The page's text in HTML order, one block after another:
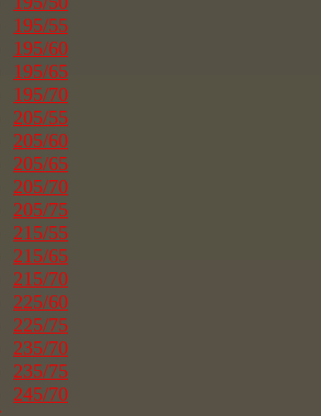
195/55
195/60
195/65
195/70
205/55
205/60
205/65
205/70
205/75
215/55
215/65
215/70
225/60
225/75
235/70
235/75
245/70